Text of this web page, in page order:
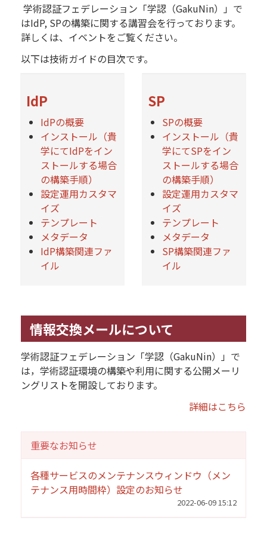
学術認証フェデレーション「学認（GakuNin）」で
はIdP, SPの構築に関する講習会を行っております。
詳しくは、イベントをご覧ください。
以下は技術ガイドの目次です。
IdP
IdPの概要
インストール（貴
学にてIdPをイン
ストールする場合
の構築手順）
設定運用カスタマ
イズ
テンプレート
メタデータ
IdP構築関連ファ
イル
SP
SPの概要
インストール（貴
学にてSPをイン
ストールする場合
の構築手順）
設定運用カスタマ
イズ
テンプレート
メタデータ
SP構築関連ファ
イル
情報交換メールについて
学術認証フェデレーション「学認（GakuNin）」で
は，学術認証環境の構築や利用に関する公開メーリ
ングリストを開設しております。
詳細はこちら
重要なお知らせ
各種サービスのメンテナンスウィンドウ（メン
テナンス用時間枠）設定のお知らせ
2022-06-09 15:12